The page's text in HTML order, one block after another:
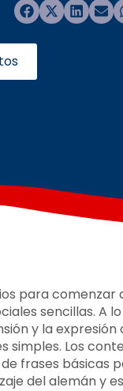
para comenzar
sencillas. A
y la expresión
simples. Los
frases básicas
del alemán y